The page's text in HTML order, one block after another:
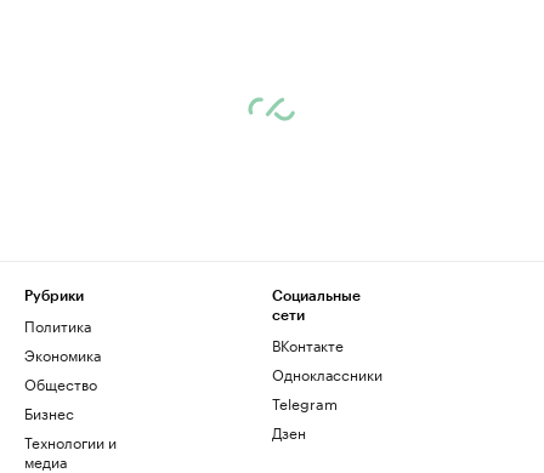
Рубрики
Политика
Экономика
Общество
Бизнес
Технологии и
медиа
Социальные
сети
ВКонтакте
Одноклассники
Telegram
Дзен